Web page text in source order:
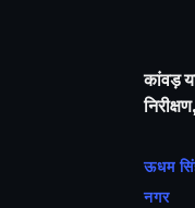
कांवड़
ऊधम
नगर